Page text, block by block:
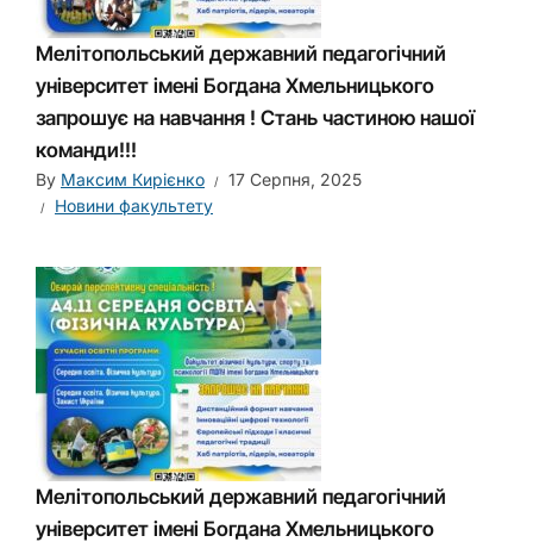
Мелітопольський державний педагогічний
університет імені Богдана Хмельницького
запрошує на навчання ! Стань частиною нашої
команди!!!
By Максим Кирієнко
17 Серпня, 2025
Новини факультету
Мелітопольський державний педагогічний
університет імені Богдана Хмельницького